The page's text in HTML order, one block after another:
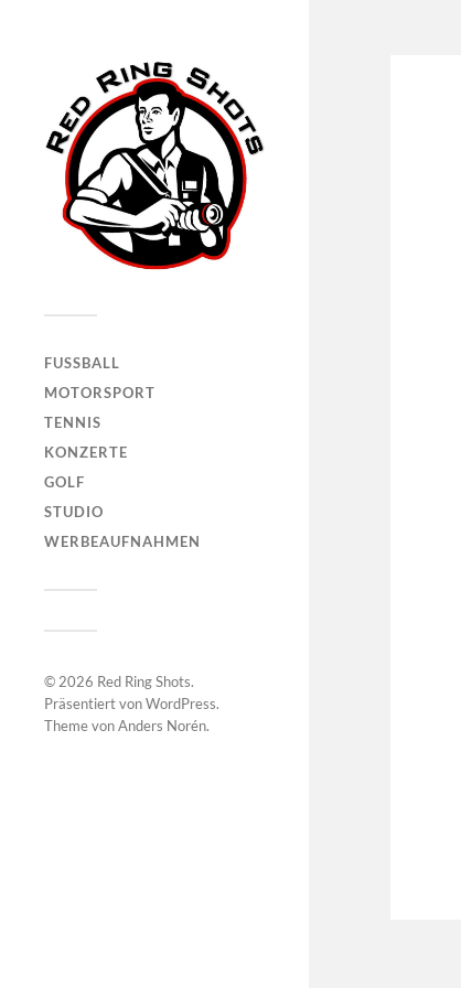
FUSSBALL
MOTORSPORT
TENNIS
KONZERTE
GOLF
STUDIO
WERBEAUFNAHMEN
© 2026 Red Ring Shots.
Präsentiert vonWordPress.
Theme vonAnders Norén.